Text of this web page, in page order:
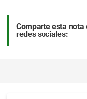
Comparte esta nota
redes sociales: